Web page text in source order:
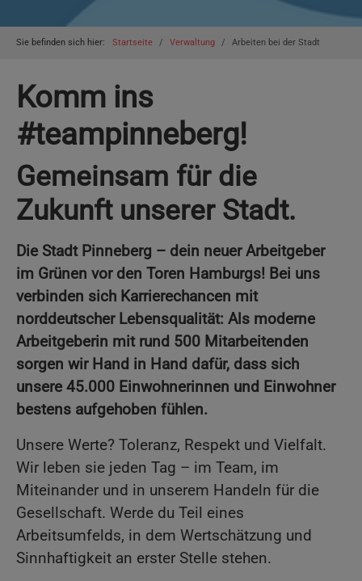
You are here:
Sie befinden sich hier: Startseite Verwaltung Arbeiten bei der Stadt
Komm ins
#teampinneberg!
Gemeinsam für die
Zukunft unserer Stadt.
Die Stadt Pinneberg – dein neuer Arbeitgeber
im Grünen vor den Toren Hamburgs! Bei uns
verbinden sich Karrierechancen mit
norddeutscher Lebensqualität: Als moderne
Arbeitgeberin mit rund 500 Mitarbeitenden
sorgen wir Hand in Hand dafür, dass sich
unsere 45.000 Einwohnerinnen und Einwohner
bestens aufgehoben fühlen.
Unsere Werte? Toleranz, Respekt und Vielfalt.
Wir leben sie jeden Tag – im Team, im
Miteinander und in unserem Handeln für die
Gesellschaft. Werde du Teil eines
Arbeitsumfelds, in dem Wertschätzung und
Sinnhaftigkeit an erster Stelle stehen.